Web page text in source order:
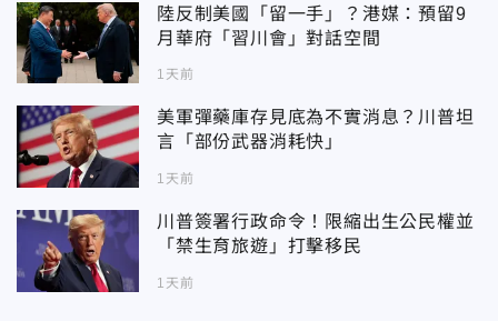
陸反制美國「留一手」？港媒：預留9
月華府「習川會」對話空間
1天前
美軍彈藥庫存見底為不實消息？川普坦
言「部份武器消耗快」
1天前
川普簽署行政命令！限縮出生公民權並
「禁生育旅遊」打擊移民
1天前